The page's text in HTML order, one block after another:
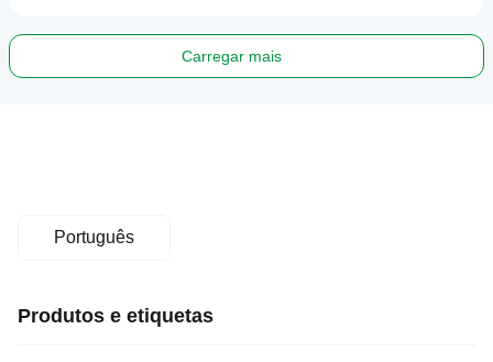
Carregar mais
Português
Produtos e etiquetas